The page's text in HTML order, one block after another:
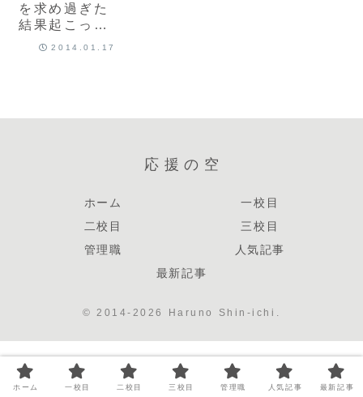
を求め過ぎた
結果起こった
「悲しすぎる
2014.01.17
応援の空
ホーム
一校目
二校目
三校目
管理職
人気記事
最新記事
© 2014-2026 Haruno Shin-ichi.
ホーム 一校目 二校目 三校目 管理職 人気記事 最新記事